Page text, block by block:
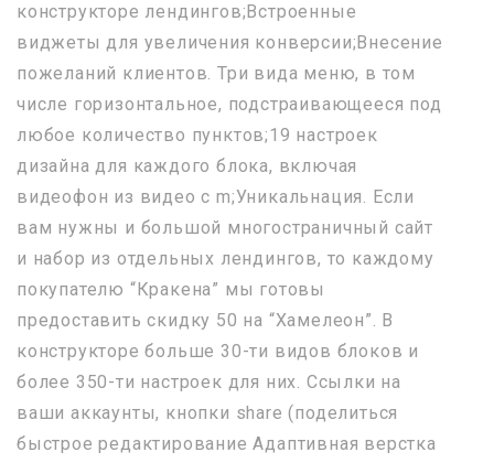
конструкторе лендингов;Встроенные
виджеты для увеличения конверсии;Внесение
пожеланий клиентов. Три вида меню, в том
числе горизонтальное, подстраивающееся под
любое количество пунктов;19 настроек
дизайна для каждого блока, включая
видеофон из видео с m;Уникальнация. Если
вам нужны и большой многостраничный сайт
и набор из отдельных лендингов, то каждому
покупателю “Кракена” мы готовы
предоставить скидку 50 на “Хамелеон”. В
конструкторе больше 30-ти видов блоков и
более 350-ти настроек для них. Ссылки на
ваши аккаунты, кнопки share (поделиться
быстрое редактирование Адаптивная верстка